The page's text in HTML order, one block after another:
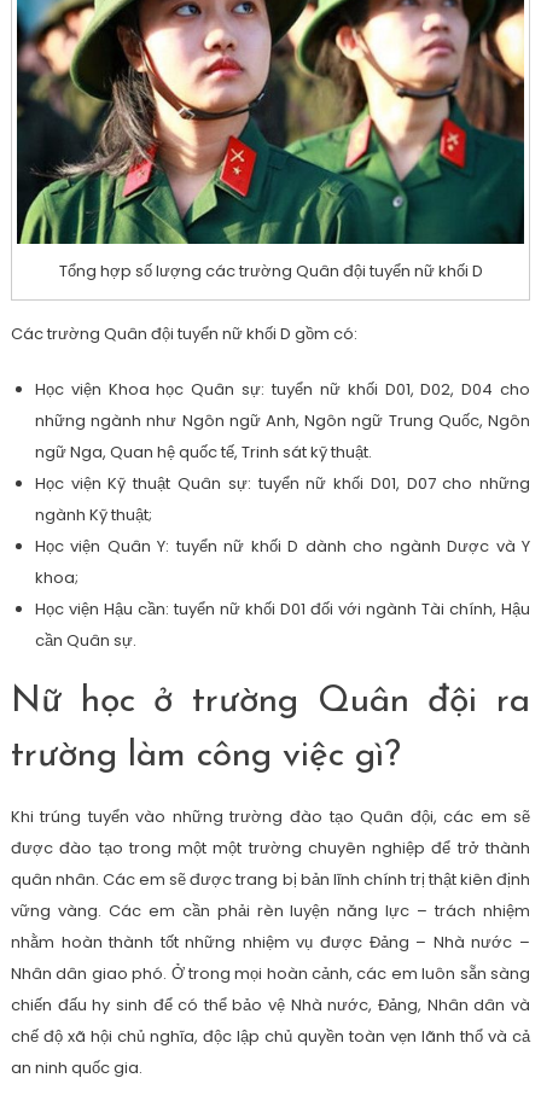
Tổng hợp số lượng các trường Quân đội tuyển nữ khối D
Các trường Quân đội tuyển nữ khối D gồm có:
Học viện Khoa học Quân sự: tuyển nữ khối D01, D02, D04 cho
những ngành như Ngôn ngữ Anh, Ngôn ngữ Trung Quốc, Ngôn
ngữ Nga, Quan hệ quốc tế, Trinh sát kỹ thuật.
Học viện Kỹ thuật Quân sự: tuyển nữ khối D01, D07 cho những
ngành Kỹ thuật;
Học viện Quân Y: tuyển nữ khối D dành cho ngành Dược và Y
khoa;
Học viện Hậu cần: tuyển nữ khối D01 đối với ngành Tài chính, Hậu
cần Quân sự.
Nữ học ở trường Quân đội ra
trường làm công việc gì?
Khi trúng tuyển vào những trường đào tạo Quân đội, các em sẽ
được đào tạo trong một một trường chuyên nghiệp để trở thành
quân nhân. Các em sẽ được trang bị bản lĩnh chính trị thật kiên định
vững vàng. Các em cần phải rèn luyện năng lực – trách nhiệm
nhằm hoàn thành tốt những nhiệm vụ được Đảng – Nhà nước –
Nhân dân giao phó. Ở trong mọi hoàn cảnh, các em luôn sẵn sàng
chiến đấu hy sinh để có thể bảo vệ Nhà nước, Đảng, Nhân dân và
chế độ xã hội chủ nghĩa, độc lập chủ quyền toàn vẹn lãnh thổ và cả
an ninh quốc gia.